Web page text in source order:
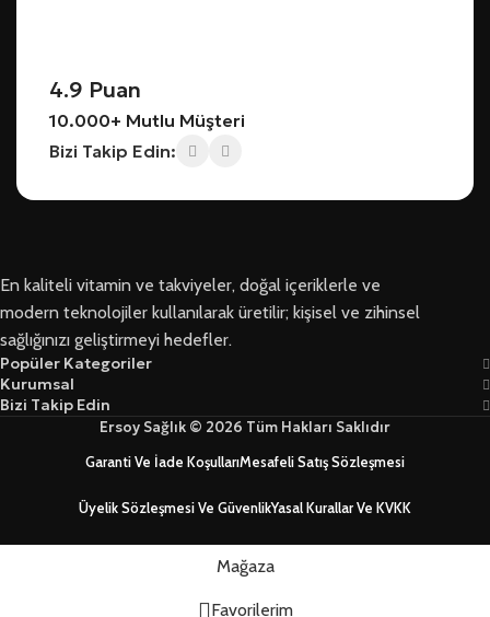
4.9 Puan
10.000+ Mutlu Müşteri
Bizi Takip Edin:
En kaliteli vitamin ve takviyeler, doğal içeriklerle ve
modern teknolojiler kullanılarak üretilir; kişisel ve zihinsel
sağlığınızı geliştirmeyi hedefler.
Popüler Kategoriler
Kurumsal
Bizi Takip Edin
Ersoy Sağlık © 2026 Tüm Hakları Saklıdır
Garanti Ve İade KoşullarıMesafeli Satış Sözleşmesi
Üyelik Sözleşmesi Ve GüvenlikYasal Kurallar Ve KVKK
Mağaza
Favorilerim